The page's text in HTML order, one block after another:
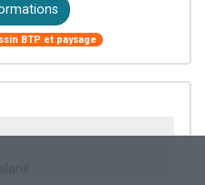
BTP et paysage